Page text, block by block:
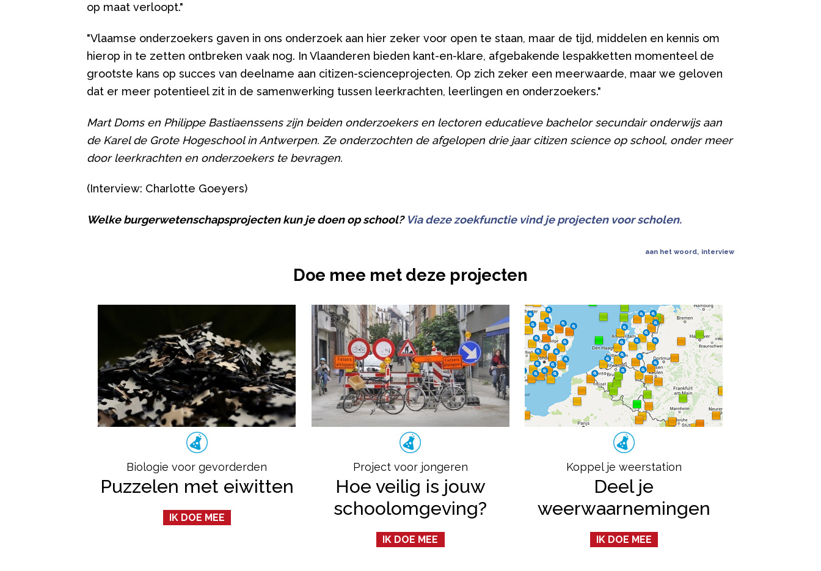
op maat verloopt."
"Vlaamse onderzoekers gaven in ons onderzoek aan hier zeker voor open te staan, maar de tijd, middelen en kennis om
hierop in te zetten ontbreken vaak nog. In Vlaanderen bieden kant-en-klare, afgebakende lespakketten momenteel de
grootste kans op succes van deelname aan citizen-scienceprojecten. Op zich zeker een meerwaarde, maar we geloven
dat er meer potentieel zit in de samenwerking tussen leerkrachten, leerlingen en onderzoekers."
Mart Doms en Philippe Bastiaenssens zijn beiden onderzoekers en lectoren educatieve bachelor secundair onderwijs aan
de Karel de Grote Hogeschool in Antwerpen. Ze onderzochten de afgelopen drie jaar citizen science op school, onder meer
door leerkrachten en onderzoekers te bevragen.
(Interview: Charlotte Goeyers)
Welke burgerwetenschapsprojecten kun je doen op school? Via deze zoekfunctie vind je projecten voor scholen.
aan het woord, interview
Doe mee met deze projecten
Biologie voor gevorderden
Puzzelen met eiwitten
IK DOE MEE
Project voor jongeren
Hoe veilig is jouw
schoolomgeving?
IK DOE MEE
Koppel je weerstation
Deel je
weerwaarnemingen
IK DOE MEE